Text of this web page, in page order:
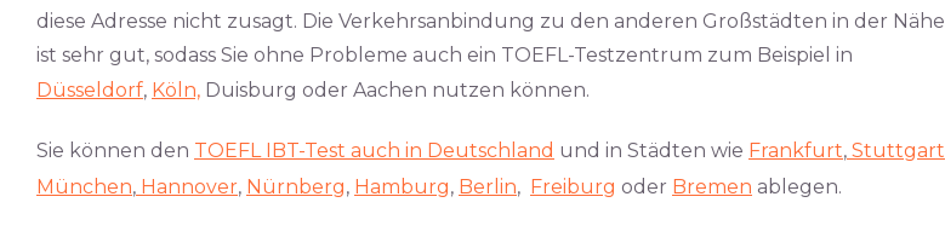
diese Adresse nicht zusagt. Die Verkehrsanbindung zu den anderen Großstädten in der Nähe
ist sehr gut, sodass Sie ohne Probleme auch ein TOEFL-Testzentrum zum Beispiel in
Düsseldorf, Köln, Duisburg oder Aachen nutzen können.
Sie können den TOEFL IBT-Test auch in Deutschland und in Städten wie Frankfurt, Stuttgart
München, Hannover, Nürnberg, Hamburg, Berlin, Freiburg oder Bremen ablegen.